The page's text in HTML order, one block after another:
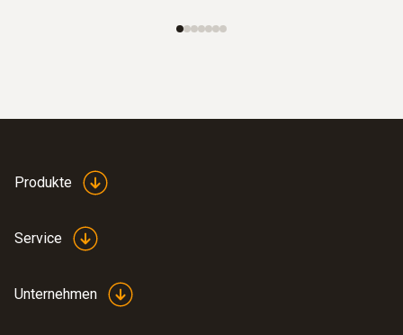
Produkte
Service
Unternehmen